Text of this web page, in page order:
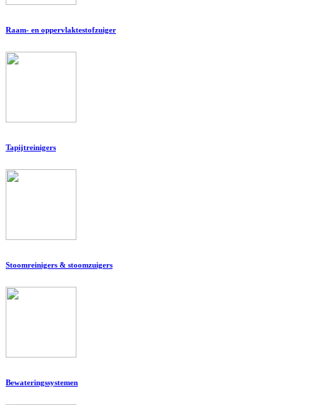
Raam- en oppervlaktestofzuiger
Tapijtreinigers
Stoomreinigers & stoomzuigers
Bewateringssystemen